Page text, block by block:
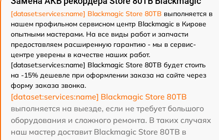
[dataset:services:name] Blackmagic Store 80TB выполняется в
нашем профильном сервисном центр Blackmagic в Кирове
опытными мастерами. На все виды работ и запчасти
предоставляем расширенную гарантию - мы в сервис-
центре уверены в качестве наших работ.
[dataset:services:name] Blackmagic Store 80TB будет стоить
на -15% дешевле при оформлении заказа на сайте через
форму заказа звонка.
[dataset:services:name] Blackmagic Store 80TB
выполняется на выезде, если не требует большого
оборудования и сложного ремонта. В таких случаях
наш мастер доставит Blackmagic Store 80TB в